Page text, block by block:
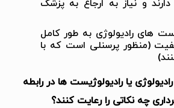
و نیاز به ارجاع به پزشک
های رادیولوژی به طور کامل
(منظور پرسنلی است که با
یا رادیولوژیست ها در رابطه
چه نکاتی را رعایت کنند؟